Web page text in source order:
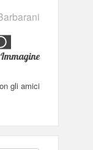
gli amici